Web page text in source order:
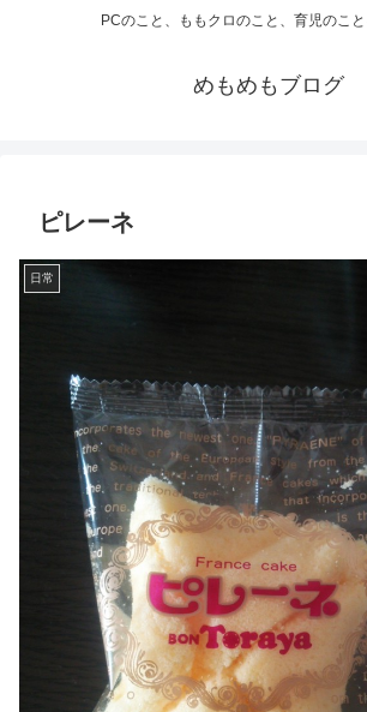
PCのこと、ももクロのこと、育児のこ
めもめもブログ
ピレーネ
日常